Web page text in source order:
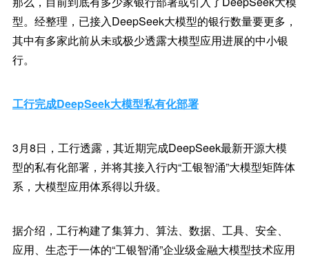
型。经整理，已接入DeepSeek大模型的银行数量要更多，
其中有多家此前从未或极少透露大模型应用进展的中小银
行。
工行完成DeepSeek大模型私有化部署
3月8日，工行透露，其近期完成DeepSeek最新开源大模
型的私有化部署，并将其接入行内“工银智涌”大模型矩阵体
系，大模型应用体系得以升级。
据介绍，工行构建了集算力、算法、数据、工具、安全、
应用、生态于一体的“工银智涌”企业级金融大模型技术应用